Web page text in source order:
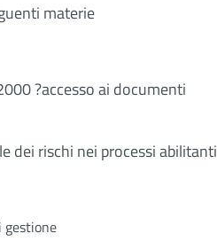
materie
?accesso ai documenti
dei rischi nei processi abilitanti
gestione